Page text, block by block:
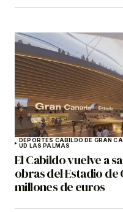
DEPORTES CABILDO DE GRAN
UD LAS PALMAS
El Cabildo vuelve a
obras del Estadio de
millones de euros